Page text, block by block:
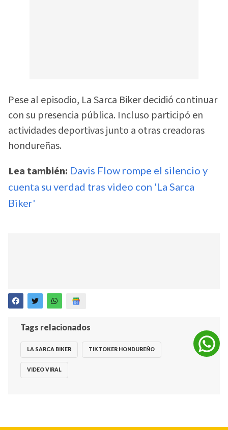
Pese al episodio, La Sarca Biker decidió continuar
con su presencia pública. Incluso participó en
actividades deportivas junto a otras creadoras
hondureñas.
Lea también: Davis Flow rompe el silencio y
cuenta su verdad tras video con 'La Sarca
Biker'
Tags relacionados
LA SARCA BIKER TIKTOKER HONDUREÑO
VIDEO VIRAL